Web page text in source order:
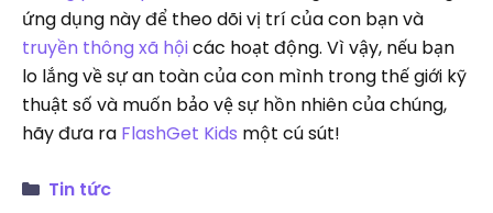
ứng dụng này để theo dõi vị trí của con bạn và
truyền thông xã hộicác hoạt động. Vì vậy, nếu bạn
lo lắng về sự an toàn của con mình trong thế giới kỹ
thuật số và muốn bảo vệ sự hồn nhiên của chúng,
hãy đưa ra FlashGet Kids một cú sút!
Tin tức